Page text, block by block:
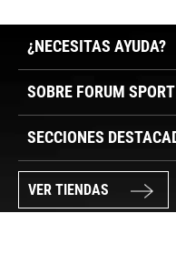
¿NECESITAS AYUDA?
SOBRE FORUM SPORT
SECCIONES
VER TIENDAS